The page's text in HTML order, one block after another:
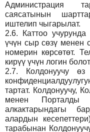
Администрация
саясатынын
иштелип чыгарылат.
2.6.
Каттоо
үчүн сыр сөзү менен
номерин көрсөтөт.
кирүү үчүн логин
2.7.
Колдонуучу
тартат. Колдонуучу,
менен Порталды
алкактарындагы
алардын
тарабынан